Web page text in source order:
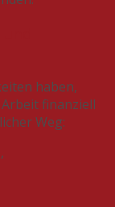
haben,
finanziell
Weg: